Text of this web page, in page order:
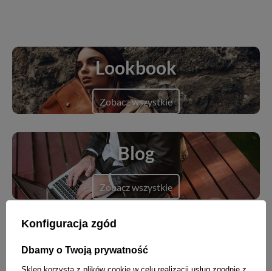
Lookbook
Zobacz wszystkie
Blog
Zobacz wszystkie
Nowości
Konfiguracja zgód
Dbamy o Twoją prywatność